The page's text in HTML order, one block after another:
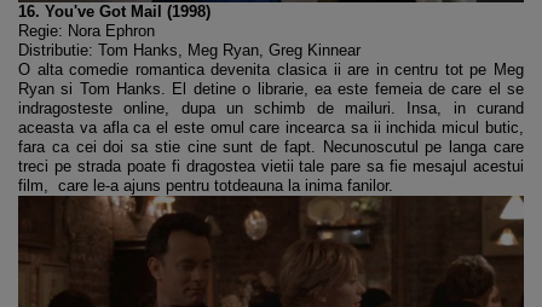
16. You've Got Mail (1998)
Regie: Nora Ephron
Distributie: Tom Hanks, Meg Ryan, Greg Kinnear
O alta comedie romantica devenita clasica ii are in centru tot pe Meg
Ryan si Tom Hanks. El detine o librarie, ea este femeia de care el se
indragosteste online, dupa un schimb de mailuri. Insa, in curand
aceasta va afla ca el este omul care incearca sa ii inchida micul butic,
fara ca cei doi sa stie cine sunt de fapt. Necunoscutul pe langa care
treci pe strada poate fi dragostea vietii tale pare sa fie mesajul acestui
film, care le-a ajuns pentru totdeauna la inima fanilor.